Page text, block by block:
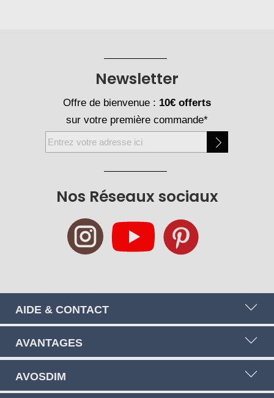
Nos Réseaux sociaux
Newsletter
Offre de bienvenue : 10€ offerts
sur votre première commande*
Inscription
à
AIDE & CONTACT
AVANTAGES
AVOSDIM